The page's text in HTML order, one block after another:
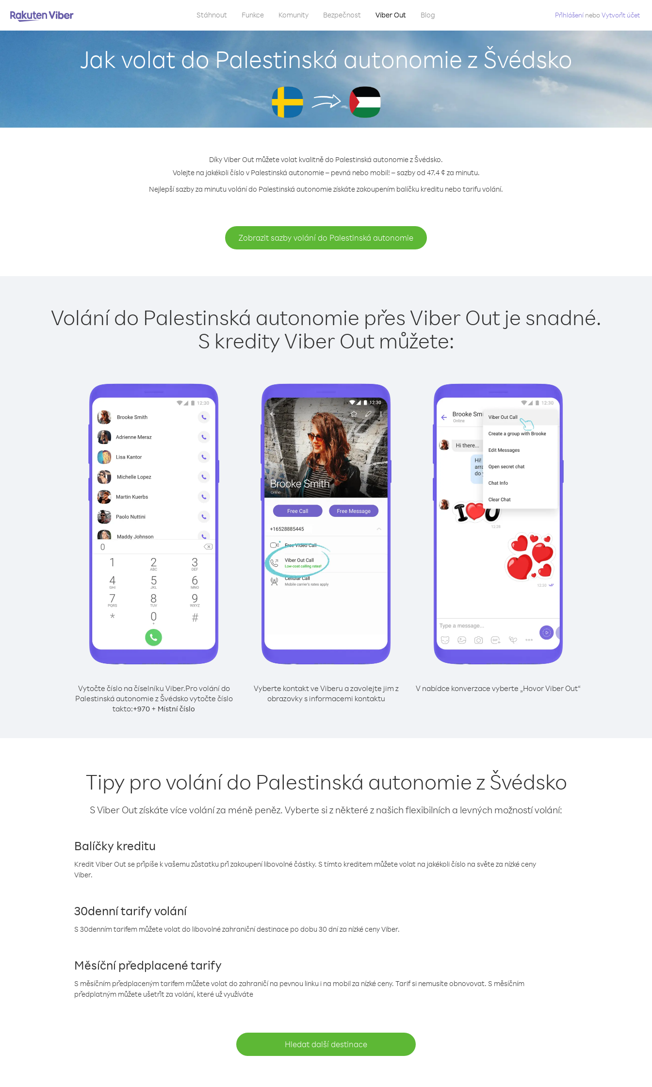
Stáhnout Funkce Komunity Bezpečnost Viber Out Blog Přihlášení neboVytvořit účet
Jak volat do Palestinská autonomie z Švédsko
Díky Viber Out můžete volat kvalitně do Palestinská autonomie z Švédsko.
Volejte na jakékoli číslo v Palestinská autonomie – pevná nebo mobil! – sazby od 47.4 ¢ za minutu.
Nejlepší sazby za minutu volání do Palestinská autonomie získáte zakoupením balíčku kreditu nebo tarifu volání.
Zobrazit sazby volání do Palestinská autonomie
Volání do Palestinská autonomie přes Viber Out je snadné.
S kredity Viber Out můžete:
Vytočte číslo na číselníku Viber.Pro volání do
Palestinská autonomie z Švédsko vytočte číslo
takto:+970 + Místní číslo
Vyberte kontakt ve Viberu a zavolejte jim z
obrazovky s informacemi kontaktu
V nabídce konverzace vyberte „Hovor Viber Out“
Tipy pro volání do Palestinská autonomie z Švédsko
S Viber Out získáte více volání za méně peněz. Vyberte si z některé z našich flexibilních a levných možností volání:
Balíčky kreditu
Kredit Viber Out se připíše k vašemu zůstatku při zakoupení libovolné částky. S tímto kreditem můžete volat na jakékoli číslo na světe za nízké ceny
Viber.
30denní tarify volání
S 30denním tarifem můžete volat do libovolné zahraniční destinace po dobu 30 dní za nízké ceny Viber.
Měsíční předplacené tarify
S měsíčním předplaceným tarifem můžete volat do zahraničí na pevnou linku i na mobil za nízké ceny. Tarif si nemusíte obnovovat. S měsíčním
předplatným můžete ušetřit za volání, které už využíváte
Hledat další destinace